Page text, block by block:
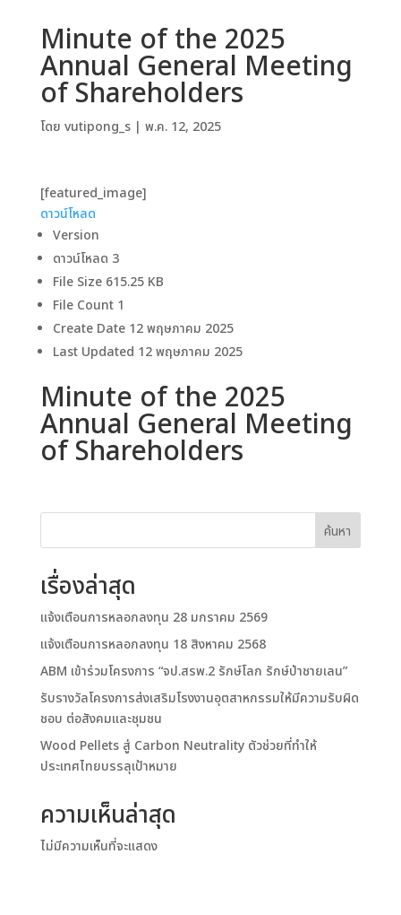
Minute of the 2025
Annual General Meeting
of Shareholders
โดย vutipong_s| พ.ค. 12, 2025
[featured_image]
ดาวน์โหลด
Version
ดาวน์โหลด 3
File Size 615.25 KB
File Count 1
Create Date 12 พฤษภาคม 2025
Last Updated 12 พฤษภาคม 2025
Minute of the 2025
Annual General Meeting
of Shareholders
ค้นหา
เรื่องล่าสุด
แจ้งเตือนการหลอกลงทุน 28 มกราคม 2569
แจ้งเตือนการหลอกลงทุน 18 สิงหาคม 2568
ABM เข้าร่วมโครงการ “จป.สรพ.2 รักษ์โลก รักษ์ป่าชายเลน”
รับรางวัลโครงการส่งเสริมโรงงานอุตสาหกรรมให้มีความรับผิด
ชอบ ต่อสังคมและชุมชน
Wood Pellets สู่ Carbon Neutrality ตัวช่วยที่ทำให้
ประเทศไทยบรรลุเป้าหมาย
ความเห็นล่าสุด
ไม่มีความเห็นที่จะแสดง